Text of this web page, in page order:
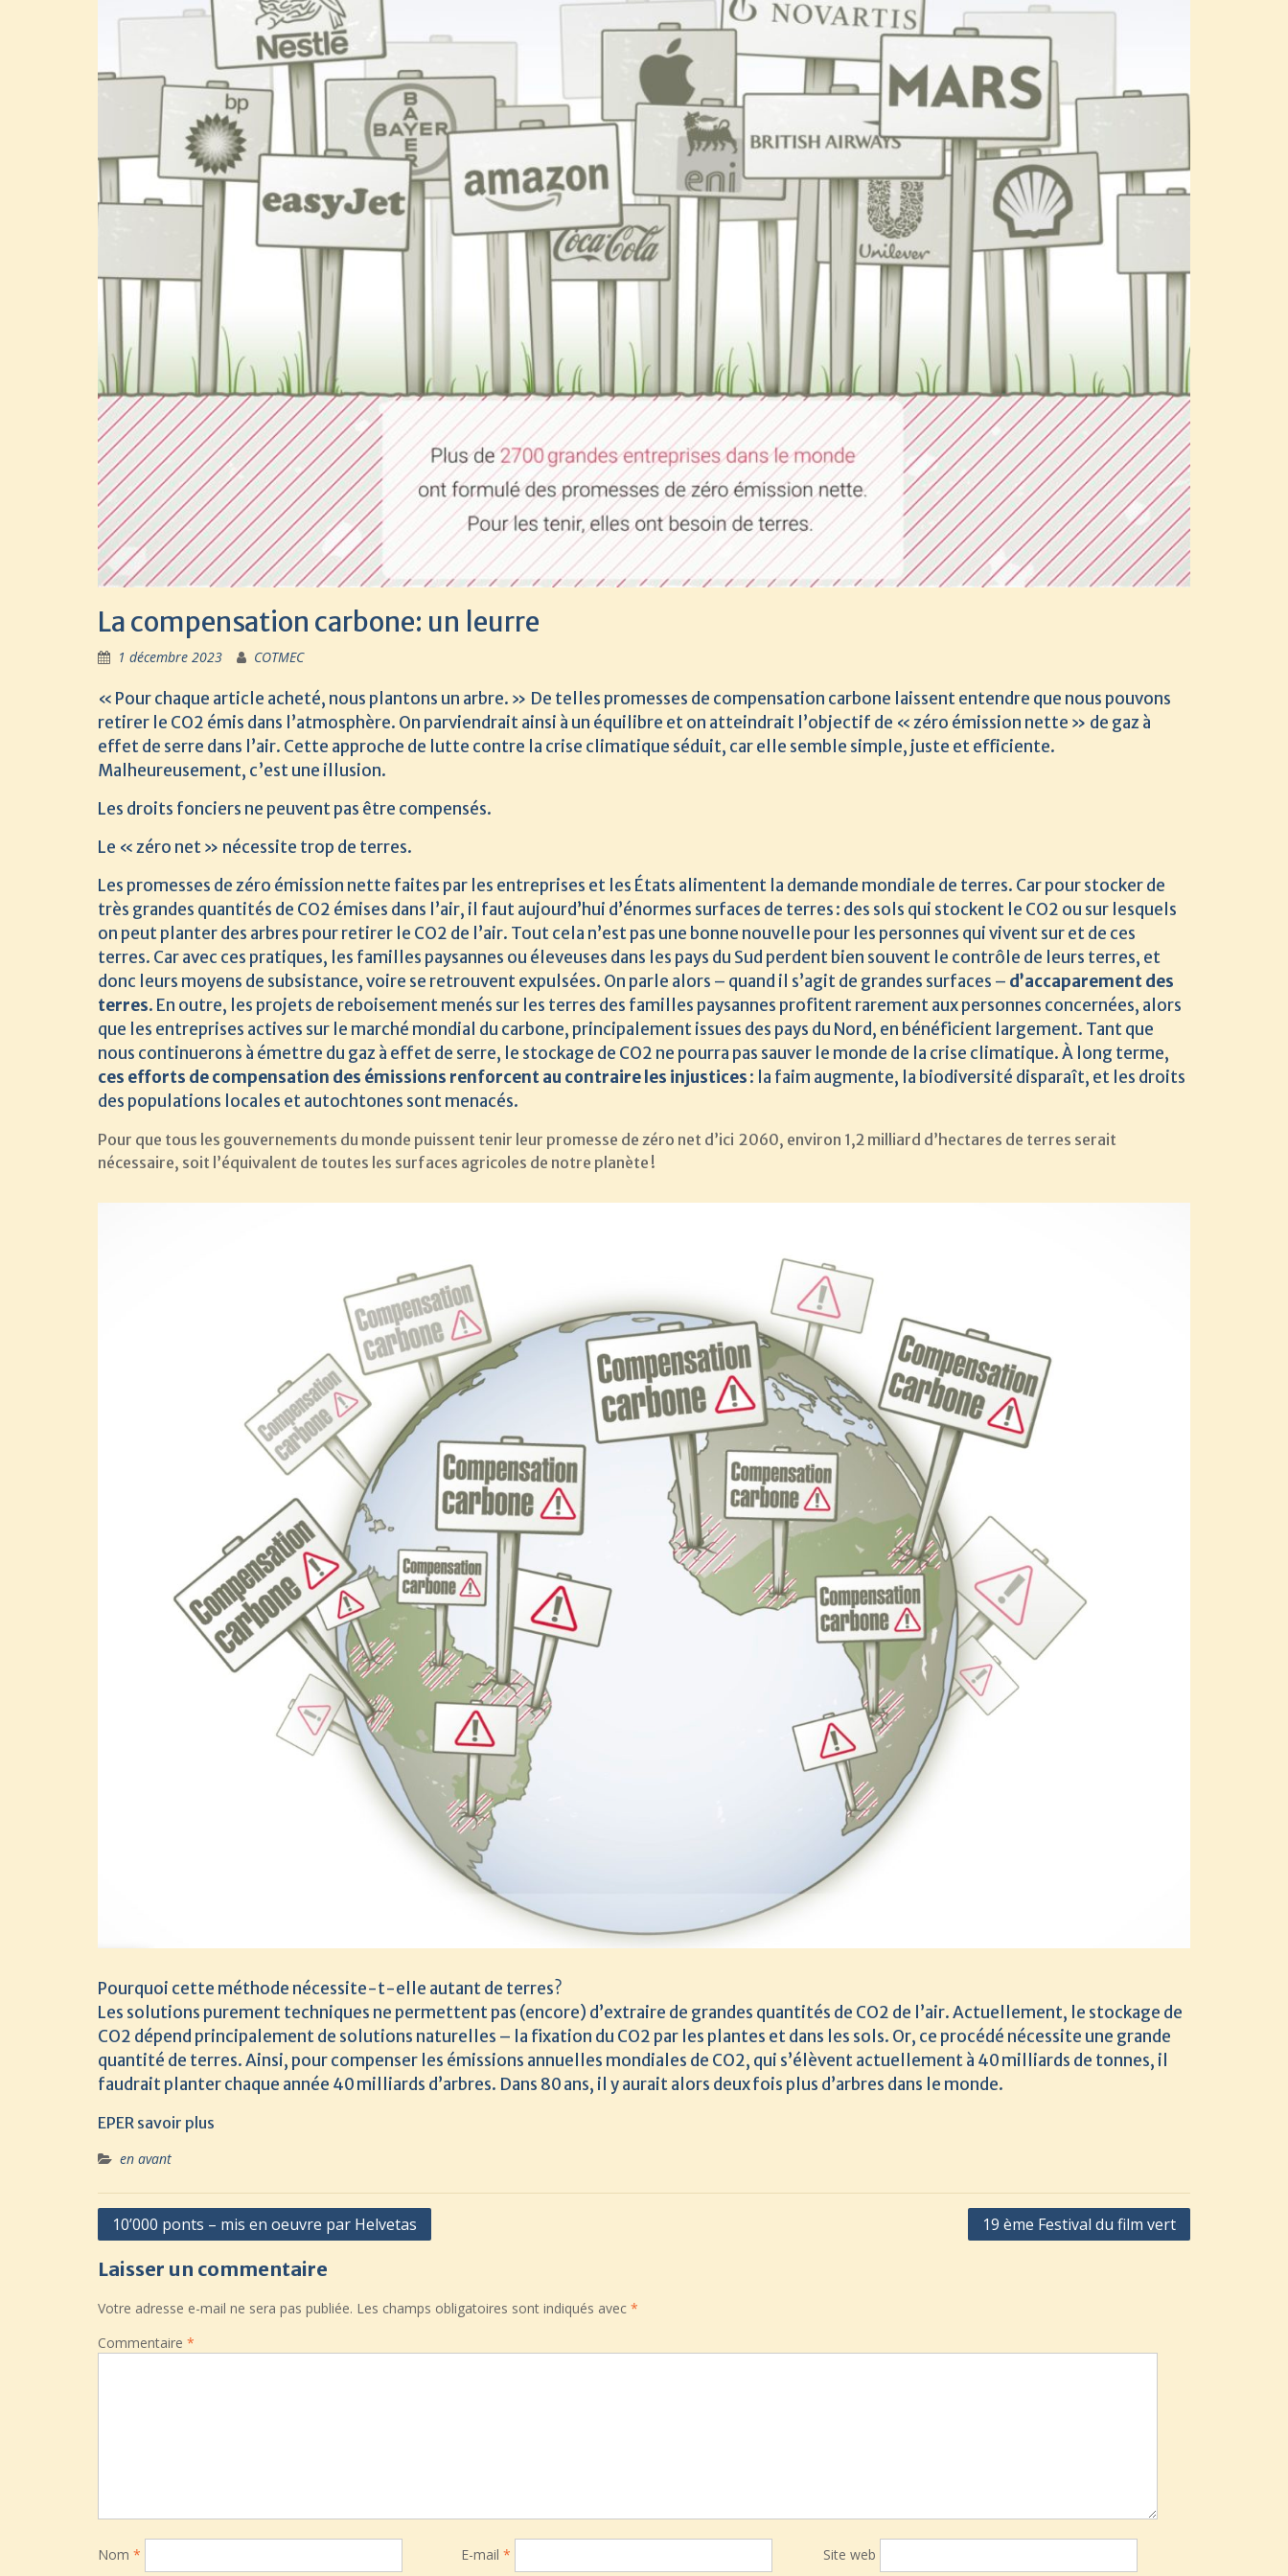
La compensation carbone: un leurre
1 décembre 2023 COTMEC
« Pour chaque article acheté, nous plantons un arbre. » De telles promesses de compensation carbone laissent entendre que nous pouvons
retirer le CO2 émis dans l’atmosphère. On parviendrait ainsi à un équilibre et on atteindrait l’objectif de « zéro émission nette » de gaz à
effet de serre dans l’air. Cette approche de lutte contre la crise climatique séduit, car elle semble simple, juste et efficiente.
Malheureusement, c’est une illusion.
Les droits fonciers ne peuvent pas être compensés.
Le « zéro net » nécessite trop de terres.
Les promesses de zéro émission nette faites par les entreprises et les États alimentent la demande mondiale de terres. Car pour stocker de
très grandes quantités de CO2 émises dans l’air, il faut aujourd’hui d’énormes surfaces de terres : des sols qui stockent le CO2 ou sur lesquels
on peut planter des arbres pour retirer le CO2 de l’air. Tout cela n’est pas une bonne nouvelle pour les personnes qui vivent sur et de ces
terres. Car avec ces pratiques, les familles paysannes ou éleveuses dans les pays du Sud perdent bien souvent le contrôle de leurs terres, et
donc leurs moyens de subsistance, voire se retrouvent expulsées. On parle alors – quand il s’agit de grandes surfaces – d’accaparement des
terres. En outre, les projets de reboisement menés sur les terres des familles paysannes profitent rarement aux personnes concernées, alors
que les entreprises actives sur le marché mondial du carbone, principalement issues des pays du Nord, en bénéficient largement. Tant que
nous continuerons à émettre du gaz à effet de serre, le stockage de CO2 ne pourra pas sauver le monde de la crise climatique. À long terme,
ces efforts de compensation des émissions renforcent au contraire les injustices: la faim augmente, la biodiversité disparaît, et les droits
des populations locales et autochtones sont menacés.
Pour que tous les gouvernements du monde puissent tenir leur promesse de zéro net d’ici 2060, environ 1,2 milliard d’hectares de terres serait
nécessaire, soit l’équivalent de toutes les surfaces agricoles de notre planète !
Pourquoi cette méthode nécessite-t-elle autant de terres?
Les solutions purement techniques ne permettent pas (encore) d’extraire de grandes quantités de CO2 de l’air. Actuellement, le stockage de
CO2 dépend principalement de solutions naturelles – la fixation du CO2 par les plantes et dans les sols. Or, ce procédé nécessite une grande
quantité de terres. Ainsi, pour compenser les émissions annuelles mondiales de CO2, qui s’élèvent actuellement à 40 milliards de tonnes, il
faudrait planter chaque année 40 milliards d’arbres. Dans 80 ans, il y aurait alors deux fois plus d’arbres dans le monde.
EPER savoir plus
en avant
Navigation
l’article
10’000 ponts – mis en oeuvre par Helvetas 19 ème Festival du film vert
Laisser un commentaire
Votre adresse e-mail ne sera pas publiée. Les champs obligatoires sont indiqués avec *
Commentaire *
Nom * E-mail * Site web